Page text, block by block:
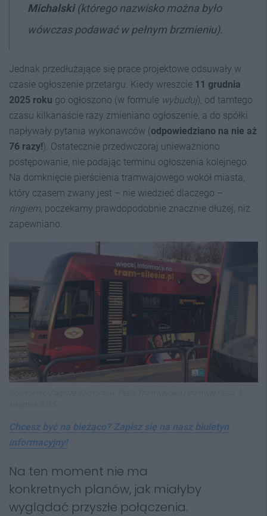
Michalski(którego nazwisko można było
wówczas podawać w pełnym brzmieniu).
Jednak przedłużające się prace projektowe odsuwały w
czasie ogłoszenie przetargu. Kiedy wreszcie 11 grudnia
2025 roku go ogłoszono (w formule wybuduj), od tamtego
czasu kilkanaście razy zmieniano ogłoszenie, a do spółki
napływały pytania wykonawców (odpowiedziano na nie aż
76 razy!). Ostatecznie przedwczoraj unieważniono
postępowanie, nie podając terminu ogłoszenia kolejnego.
Na domknięcie pierścienia tramwajowego wokół miasta,
który czasem zwany jest – nie wiedzieć dlaczego –
ringiem, poczekamy prawdopodobnie znacznie dłużej, niż
zapewniano.
Chcesz być na bieżąco? Zapisz się na nasz biuletyn
informacyjny!
Na ten moment nie ma
konkretnych planów, jak miałyby
wyglądać przyszłe połączenia.